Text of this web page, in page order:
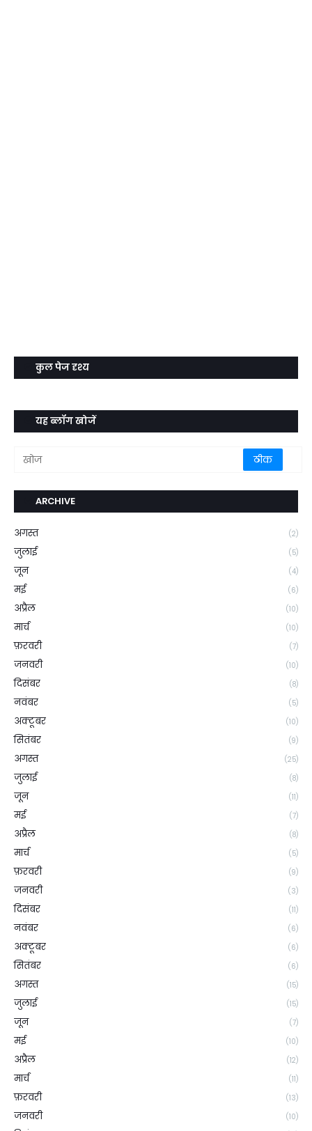
कुल पेज दृश्य
यह ब्लॉग खोजें
ARCHIVE
अगस्त (2)
जुलाई (5)
जून (4)
मई (6)
अप्रैल (10)
मार्च (10)
फ़रवरी (7)
जनवरी (10)
दिसंबर (8)
नवंबर (5)
अक्टूबर (10)
सितंबर (9)
अगस्त (25)
जुलाई (8)
जून (11)
मई (7)
अप्रैल (8)
मार्च (5)
फ़रवरी (9)
जनवरी (3)
दिसंबर (11)
नवंबर (6)
अक्टूबर (6)
सितंबर (6)
अगस्त (15)
जुलाई (15)
जून (7)
मई (10)
अप्रैल (12)
मार्च (11)
फ़रवरी (13)
जनवरी (10)